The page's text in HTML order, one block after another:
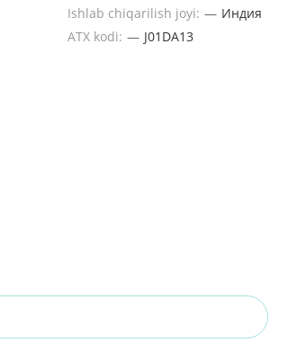
Ishlab chiqarilish joyi: — Индия
ATX kodi: — J01DA13